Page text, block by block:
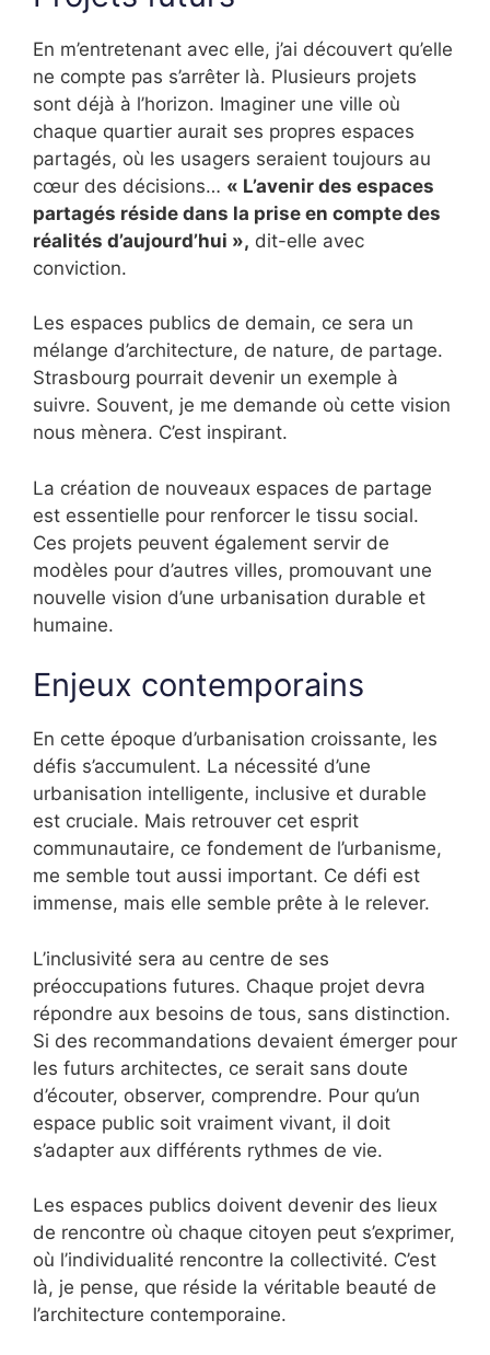
En m’entretenant avec elle, j’ai découvert qu’elle
ne compte pas s’arrêter là. Plusieurs projets
sont déjà à l’horizon. Imaginer une ville où
chaque quartier aurait ses propres espaces
partagés, où les usagers seraient toujours au
cœur des décisions… « L’avenir des espaces
partagés réside dans la prise en compte des
réalités d’aujourd’hui », dit-elle avec
conviction.
Les espaces publics de demain, ce sera un
mélange d’architecture, de nature, de partage.
Strasbourg pourrait devenir un exemple à
suivre. Souvent, je me demande où cette vision
nous mènera. C’est inspirant.
La création de nouveaux espaces de partage
est essentielle pour renforcer le tissu social.
Ces projets peuvent également servir de
modèles pour d’autres villes, promouvant une
nouvelle vision d’une urbanisation durable et
humaine.
Enjeux contemporains
En cette époque d’urbanisation croissante, les
défis s’accumulent. La nécessité d’une
urbanisation intelligente, inclusive et durable
est cruciale. Mais retrouver cet esprit
communautaire, ce fondement de l’urbanisme,
me semble tout aussi important. Ce défi est
immense, mais elle semble prête à le relever.
L’inclusivité sera au centre de ses
préoccupations futures. Chaque projet devra
répondre aux besoins de tous, sans distinction.
Si des recommandations devaient émerger pour
les futurs architectes, ce serait sans doute
d’écouter, observer, comprendre. Pour qu’un
espace public soit vraiment vivant, il doit
s’adapter aux différents rythmes de vie.
Les espaces publics doivent devenir des lieux
de rencontre où chaque citoyen peut s’exprimer,
où l’individualité rencontre la collectivité. C’est
là, je pense, que réside la véritable beauté de
l’architecture contemporaine.